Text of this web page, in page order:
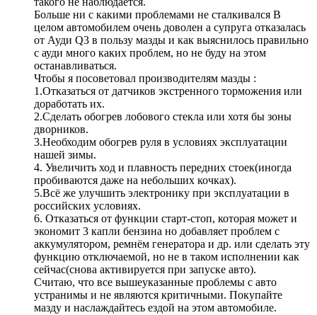
Больше ни с какими проблемами не сталкивался В
целом автомобилем очень доволен а супруга отказалась
от Ауди Q3 в пользу мазды и как выяснилось правильно
с ауди много каких проблем, но не буду на этом
останавливаться.
Чтобы я посоветовал производителям мазды :
1.Отказаться от датчиков экстренного торможения или
доработать их.
2.Сделать обогрев лобового стекла или хотя бы зоны
дворников.
3.Необходим обогрев руля в условиях эксплуатации
нашей зимы.
4. Увеличить ход и плавность передних стоек(иногда
пробиваются даже на небольших кочках).
5.Всё же улучшить электронику при эксплуатации в
российских условиях.
6. Отказаться от функции старт-стоп, которая может и
экономит 3 капли бензина но добавляет проблем с
аккумулятором, ремнём генератора и др. или сделать эту
функцию отключаемой, но не в таком исполнении как
сейчас(снова активируется при запуске авто).
Считаю, что все вышеуказанные проблемы с авто
устранимы и не являются критичными. Покупайте
мазду и наслаждайтесь ездой на этом автомобиле.